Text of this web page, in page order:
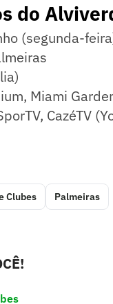
do
(segunda-
Miami
CazéTV
Clubes Palmeiras